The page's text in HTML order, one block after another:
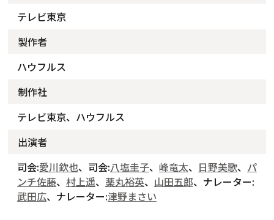
テレビ東京
製作者
ハウフルス
制作社
テレビ東京、ハウフルス
出演者
司会:愛川欽也、司会:八塩圭子、 峰竜太、 日野美歌、 パ
ンチ佐藤、 村上遥、 薬丸裕英、 山田五郎、ナレーター:
武田広、ナレーター:津野まさい